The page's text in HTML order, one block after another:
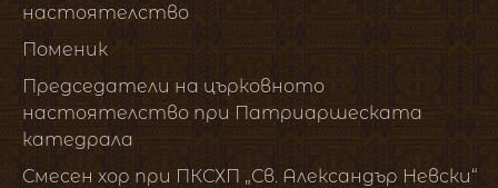
настоятелство
Поменик
Председатели на църковното
настоятелство при Патриаршеската
катедрала
Смесен хор при ПКСХП „Св. Александър Невски“